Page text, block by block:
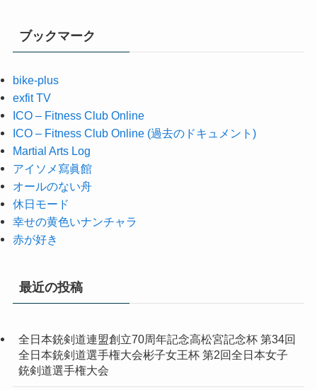
ブックマーク
bike-plus
exfit TV
ICO – Fitness Club Online
ICO – Fitness Club Online (過去のドキュメント)
Martial Arts Log
アイソメ寫眞館
オールのない舟
休日モード
幸せの黄色いナンチャラ
赤が好き
最近の投稿
全日本銃剣道連盟創立70周年記念高松宮記念杯 第34回
全日本銃剣道選手権大会彬子女王杯 第2回全日本女子
銃剣道選手権大会